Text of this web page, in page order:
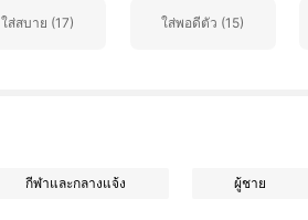
1.5K ผู้ติดตาม
ใส่สบาย (17) ใส่พอดีตัว (15)
กีฬาและกลางแจ้ง ผู้ชาย